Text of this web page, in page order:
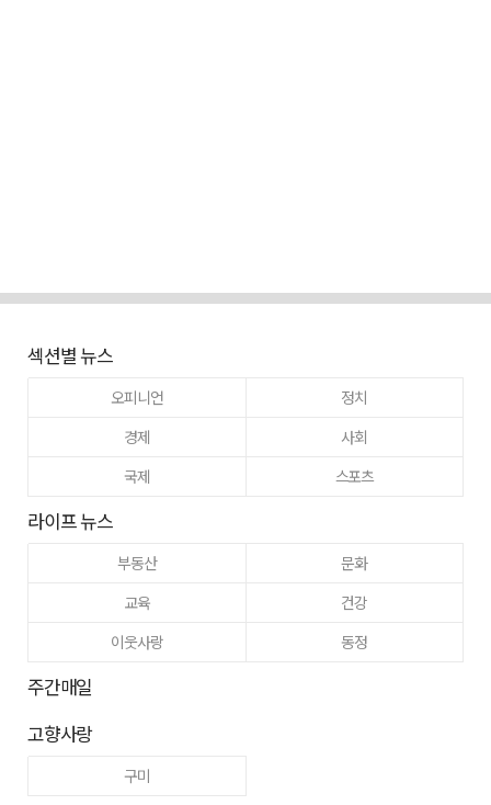
섹션별 뉴스
오피니언
정치
경제
사회
국제
스포츠
라이프 뉴스
부동산
문화
교육
건강
이웃사랑
동정
주간매일
고향사랑
구미